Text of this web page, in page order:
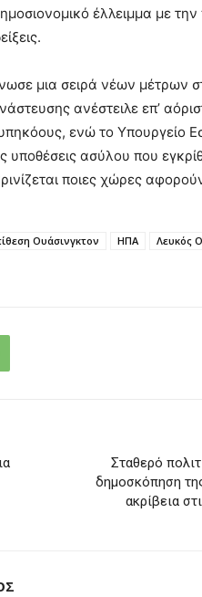
έλλειμμα με
μια σειρά νέων μέτρων
ανέστειλε επ’
ενώ το Υπουργείο
υποθέσεις ασύλου που
ποιες χώρες
Ουάσινγκτον ΗΠΑ Λευκός
Σταθερό
δημοσκόπηση
ακρίβεια